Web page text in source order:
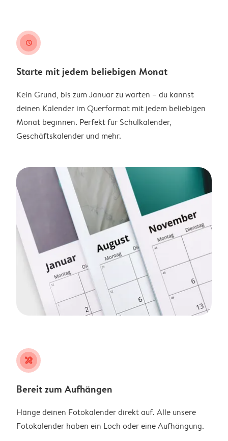
clock
Starte mit jedem beliebigen Monat
Kein Grund, bis zum Januar zu warten – du kannst
deinen Kalender im Querformat mit jedem beliebigen
Monat beginnen. Perfekt für Schulkalender,
Geschäftskalender und mehr.
tools
Bereit zum Aufhängen
Hänge deinen Fotokalender direkt auf. Alle unsere
Fotokalender haben ein Loch oder eine Aufhängung.